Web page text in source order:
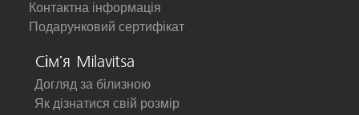
Контактна інформація
Подарунковий сертифікат
Сім'я Milavitsa
Догляд за білизною
Як дізнатися свій розмір